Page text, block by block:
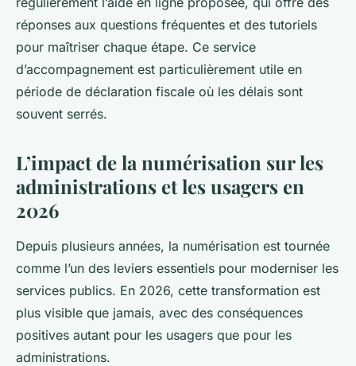
réponses aux questions fréquentes et des tutoriels
pour maîtriser chaque étape. Ce service
d’accompagnement est particulièrement utile en
période de déclaration fiscale où les délais sont
souvent serrés.
L’impact de la numérisation sur les
administrations et les usagers en
2026
Depuis plusieurs années, la numérisation est tournée
comme l’un des leviers essentiels pour moderniser les
services publics. En 2026, cette transformation est
plus visible que jamais, avec des conséquences
positives autant pour les usagers que pour les
administrations.